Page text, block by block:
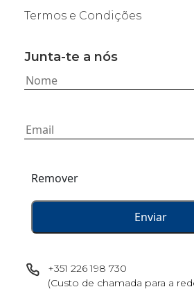
Termos e Condições
Junta-te a nós
Remover
+351 226 198 730
(Custo de chamada para a